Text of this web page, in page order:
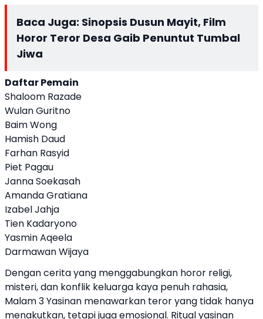
Baca Juga: Sinopsis Dusun Mayit, Film
Horor Teror Desa Gaib Penuntut Tumbal
Jiwa
Daftar Pemain
Shaloom Razade
Wulan Guritno
Baim Wong
Hamish Daud
Farhan Rasyid
Piet Pagau
Janna Soekasah
Amanda Gratiana
Izabel Jahja
Tien Kadaryono
Yasmin Aqeela
Darmawan Wijaya
Dengan cerita yang menggabungkan horor religi,
misteri, dan konflik keluarga kaya penuh rahasia,
Malam 3 Yasinan menawarkan teror yang tidak hanya
menakutkan, tetapi juga emosional. Ritual yasinan